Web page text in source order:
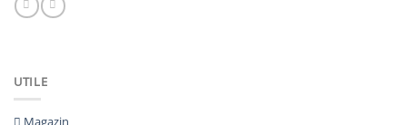
UTILE
Magazin